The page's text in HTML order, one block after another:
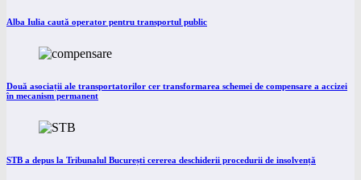
Alba Iulia caută operator pentru transportul public
Două asociații ale transportatorilor cer transformarea schemei de compensare a accizei
în mecanism permanent
STB a depus la Tribunalul București cererea deschiderii procedurii de insolvență